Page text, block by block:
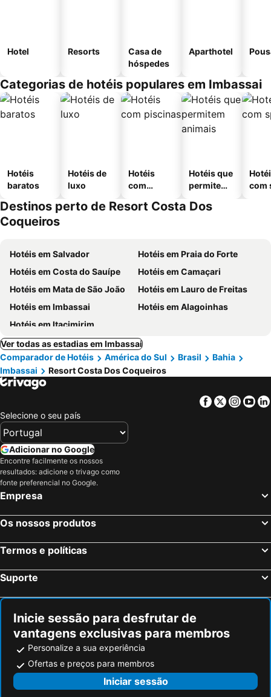
Hotel Resorts
Casa de
hóspedes
Aparthotel
Categorias de hotéis populares em Imbassai
Hotéis
baratos
Hotéis de
luxo
Hotéis
com
Hotéis que
permitem
com
Destinos perto de Resort Costa Dos
Coqueiros
Hotéis em Salvador
Hotéis em Praia do Forte
Hotéis em Costa do Sauípe
Hotéis em Camaçari
Hotéis em Mata de São João
Hotéis em Lauro de Freitas
Hotéis em Imbassai
Hotéis em Alagoinhas
Hotéis em Itacimirim
Ver todas as estadias em Imbassai
Comparador de Hotéis
América do Sul Brasil
Bahia
Imbassai
Resort Costa Dos Coqueiros
Facebook
Twitter
Selecione o seu país
Adicionar no Google
Encontre facilmente os nossos
resultados: adicione o trivago como
fonte preferencial no Google.
Empresa
Os nossos produtos
Termos e políticas
Suporte
Inicie sessão para desfrutar de
vantagens exclusivas para membros
Personalize a sua experiência
Ofertas e preços para membros
Iniciar sessão